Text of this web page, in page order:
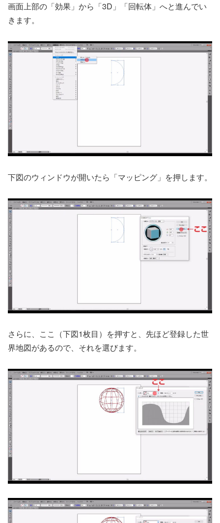
画面上部の「効果」から「3D」「回転体」へと進んでい
きます。
下図のウィンドウが開いたら「マッピング」を押します。
さらに、ここ（下図1枚目）を押すと、先ほど登録した世
界地図があるので、それを選びます。